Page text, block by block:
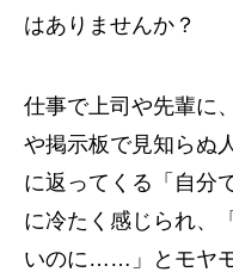
はありませんか？
仕事で上司や先輩に
や掲示板で見知らぬ
に返ってくる「自分
に冷たく感じられ、
いのに……」とモヤ